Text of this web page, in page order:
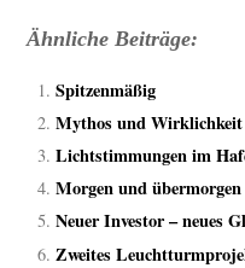
Ähnliche Beiträge:
Spitzenmäßig
Mythos und Wirklichkeit
Lichtstimmungen im
Morgen und übermorgen
Neuer Investor – neues
Zweites